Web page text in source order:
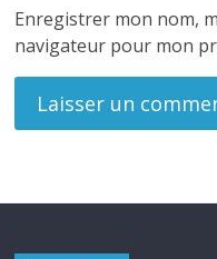
Enregistrer mon nom,
navigateur pour mon